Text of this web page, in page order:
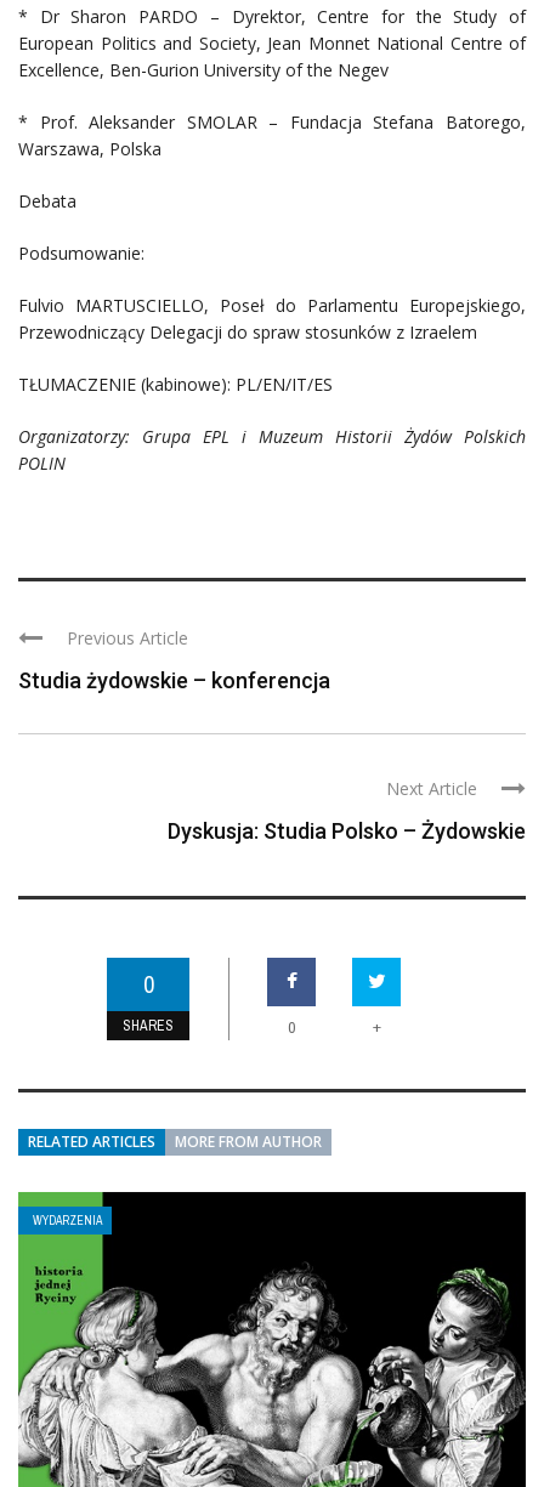
* Dr Sharon PARDO – Dyrektor, Centre for the Study of
European Politics and Society, Jean Monnet National Centre of
Excellence, Ben-Gurion University of the Negev
* Prof. Aleksander SMOLAR – Fundacja Stefana Batorego,
Warszawa, Polska
Debata
Podsumowanie:
Fulvio MARTUSCIELLO, Poseł do Parlamentu Europejskiego,
Przewodniczący Delegacji do spraw stosunków z Izraelem
TŁUMACZENIE (kabinowe): PL/EN/IT/ES
Organizatorzy: Grupa EPL i Muzeum Historii Żydów Polskich
POLIN
Previous Article
Studia żydowskie – konferencja
Next Article
Dyskusja: Studia Polsko – Żydowskie
0
SHARES 0 +
RELATED ARTICLES MORE FROM AUTHOR
WYDARZENIA